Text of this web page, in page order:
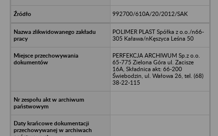
992700/610A/20/2012/SAK
POLIMER PLAST Spółka z o.o./n66-
305 Kaława/nKęszyca Leśna 50
PERFEKCJA ARCHIWUM Sp.z o.o.
65-775 Zielona Góra ul. Zacisze
16A, Składnica akt: 66-200
Świebodzin, ul. Wałowa 26, tel. (68)
38-22-115